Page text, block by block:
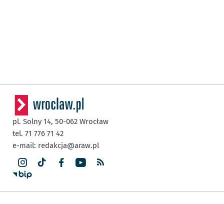
pl. Solny 14, 50-062 Wrocław
tel. 71 776 71 42
e-mail: redakcja@araw.pl